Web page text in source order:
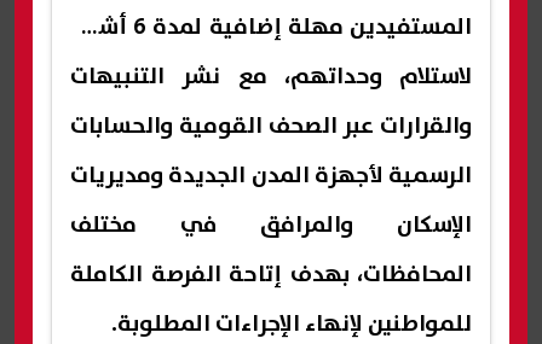
المستفيدين مهلة إضافية لمدة 6 أشهر
لاستلام وحداتهم، مع نشر التنبيهات
والقرارات عبر الصحف القومية والحسابات
الرسمية لأجهزة المدن الجديدة ومديريات
الإسكان والمرافق في مختلف
المحافظات، بهدف إتاحة الفرصة الكاملة
للمواطنين لإنهاء الإجراءات المطلوبة.